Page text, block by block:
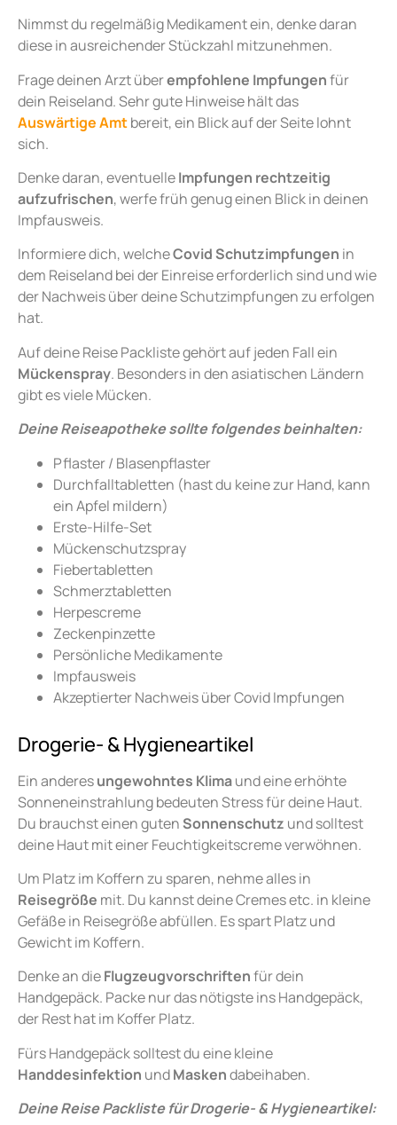
Nimmst du regelmäßig Medikament ein, denke daran
diese in ausreichender Stückzahl mitzunehmen.
Frage deinen Arzt überempfohlene Impfungenfür
dein Reiseland. Sehr gute Hinweise hält das
Auswärtige Amtbereit, ein Blick auf der Seite lohnt
sich.
Denke daran, eventuelleImpfungen rechtzeitig
aufzufrischen, werfe früh genug einen Blick in deinen
Impfausweis.
Informiere dich, welcheCovid Schutzimpfungen in
dem Reiseland bei der Einreise erforderlich sind und wie
der Nachweis über deine Schutzimpfungen zu erfolgen
hat.
Auf deine Reise Packliste gehört auf jeden Fall ein
Mückenspray. Besonders in den asiatischen Ländern
gibt es viele Mücken.
Deine Reiseapotheke sollte folgendes beinhalten:
Pflaster / Blasenpflaster
Durchfalltabletten (hast du keine zur Hand, kann
ein Apfel mildern)
Erste-Hilfe-Set
Mückenschutzspray
Fiebertabletten
Schmerztabletten
Herpescreme
Zeckenpinzette
Persönliche Medikamente
Impfausweis
Akzeptierter Nachweis über Covid Impfungen
Drogerie- & Hygieneartikel
Ein anderesungewohntes Klimaund eine erhöhte
Sonneneinstrahlung bedeuten Stress für deine Haut.
Du brauchst einen guten Sonnenschutz und solltest
deine Haut mit einer Feuchtigkeitscreme verwöhnen.
Um Platz im Koffern zu sparen, nehme alles in
Reisegröße mit. Du kannst deine Cremes etc. in kleine
Gefäße in Reisegröße abfüllen. Es spart Platz und
Gewicht im Koffern.
Denke an dieFlugzeugvorschriftenfür dein
Handgepäck. Packe nur das nötigste ins Handgepäck,
der Rest hat im Koffer Platz.
Fürs Handgepäck solltest du eine kleine
Handdesinfektion undMaskendabeihaben.
Deine Reise Packliste für Drogerie- & Hygieneartikel: